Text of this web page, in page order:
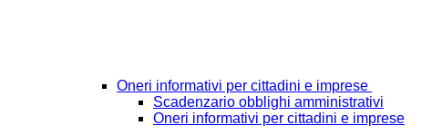
Oneri informativi per cittadini e imprese
Scadenzario obblighi amministrativi
Oneri informativi per cittadini e imprese